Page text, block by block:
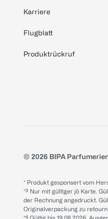
Karriere
Flugblatt
Produktrückruf
© 2026 BIPA
* Produkt gesponsert vom
*³ Nur mit gültiger jö Karte.
der Rechnung angedruckt.
Originalverpackung zu
*⁴ Gültig bis 19.08.2026.